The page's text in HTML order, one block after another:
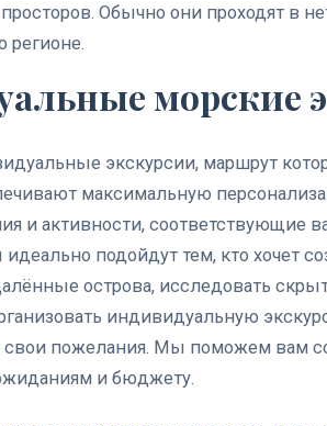
Обычно они проходят в
регионе.
морские
экскурсии, маршрут
максимальную
и активности, соответствующие
подойдут тем, кто хочет
острова, исследовать
индивидуальную
свои пожелания. Мы поможем вам
и бюджету.